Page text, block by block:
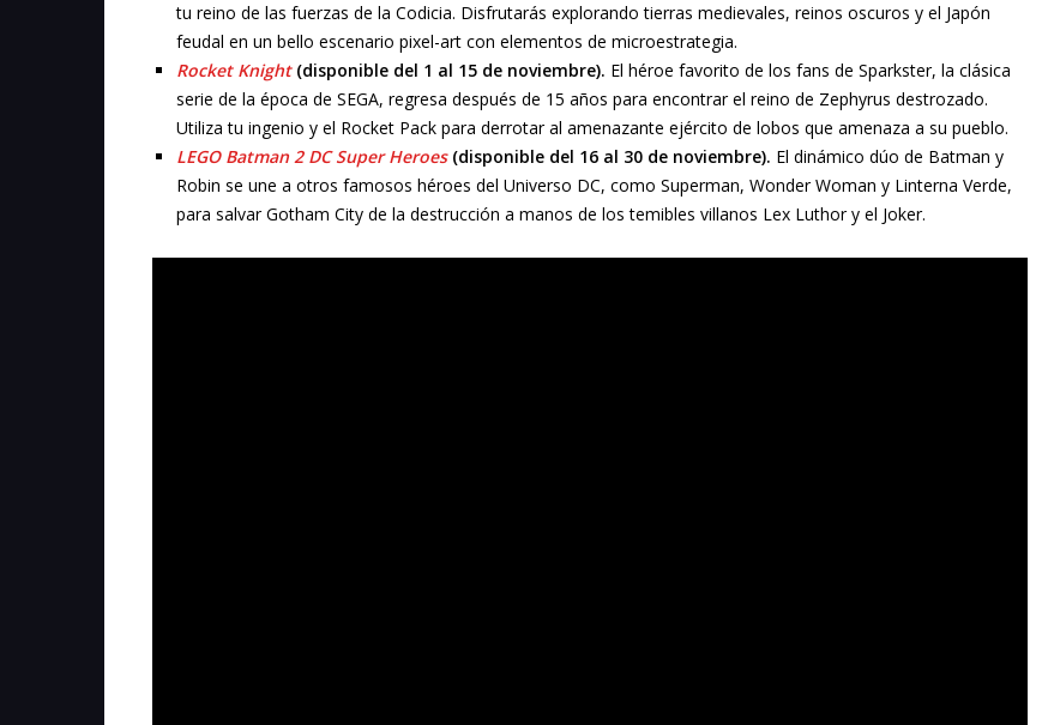
tu reino de las fuerzas de la Codicia. Disfrutarás explorando tierras medievales, reinos oscuros y el Japón
feudal en un bello escenario pixel-art con elementos de microestrategia.
Rocket Knight(disponible del 1 al 15 de noviembre). El héroe favorito de los fans de Sparkster, la clásica
serie de la época de SEGA, regresa después de 15 años para encontrar el reino de Zephyrus destrozado.
Utiliza tu ingenio y el Rocket Pack para derrotar al amenazante ejército de lobos que amenaza a su pueblo.
LEGO Batman 2 DC Super Heroes(disponible del 16 al 30 de noviembre). El dinámico dúo de Batman y
Robin se une a otros famosos héroes del Universo DC, como Superman, Wonder Woman y Linterna Verde,
para salvar Gotham City de la destrucción a manos de los temibles villanos Lex Luthor y el Joker.